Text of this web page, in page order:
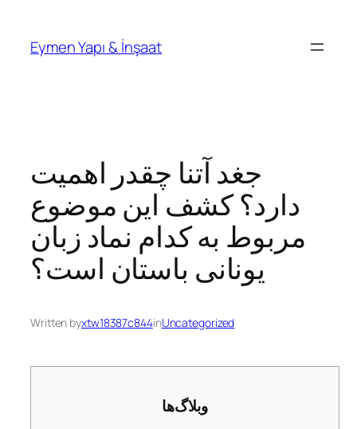
Eymen Yapı & İnşaat
جغد آتنا چقدر اهمیت
دارد؟ کشف این موضوع
مربوط به کدام نماد زبان
یونانی باستان است؟
Written byxtw18387c844inUncategorized
وبلاگ‌ها